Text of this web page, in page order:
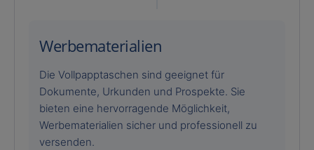
Werbematerialien
Die Vollpapptaschen sind geeignet für
Dokumente, Urkunden und Prospekte. Sie
bieten eine hervorragende Möglichkeit,
Werbematerialien sicher und professionell zu
versenden.